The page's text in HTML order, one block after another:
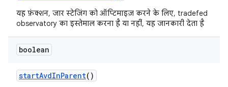
यह फ़ंक्शन, जार स्टेजिंग को ऑप्टिमाइज़ करने के लिए, tradefed
observatory का इस्तेमाल करना है या नहीं, यह जानकारी देता है
boolean
startAvdInParent()